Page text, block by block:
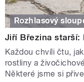
Rozhlasový
Jiří Březina starší:
Každou chvíli čtu,
rostliny a
Některé jsme si